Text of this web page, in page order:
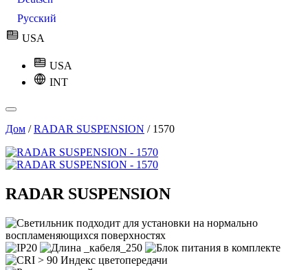
Русский
USA
USA
INT
Дом / RADAR SUSPENSION / 1570
RADAR SUSPENSION